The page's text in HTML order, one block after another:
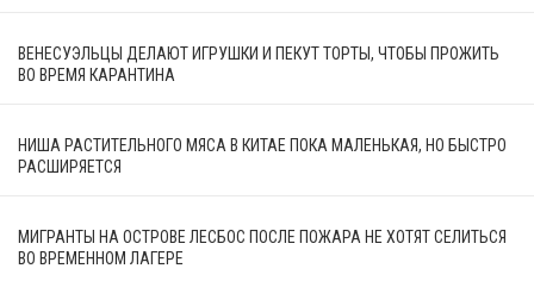
ВЕНЕСУЭЛЬЦЫ ДЕЛАЮТ ИГРУШКИ И ПЕКУТ ТОРТЫ, ЧТОБЫ ПРОЖИТЬ
ВО ВРЕМЯ КАРАНТИНА
НИША РАСТИТЕЛЬНОГО МЯСА В КИТАЕ ПОКА МАЛЕНЬКАЯ, НО БЫСТРО
РАСШИРЯЕТСЯ
МИГРАНТЫ НА ОСТРОВЕ ЛЕСБОС ПОСЛЕ ПОЖАРА НЕ ХОТЯТ СЕЛИТЬСЯ
ВО ВРЕМЕННОМ ЛАГЕРЕ